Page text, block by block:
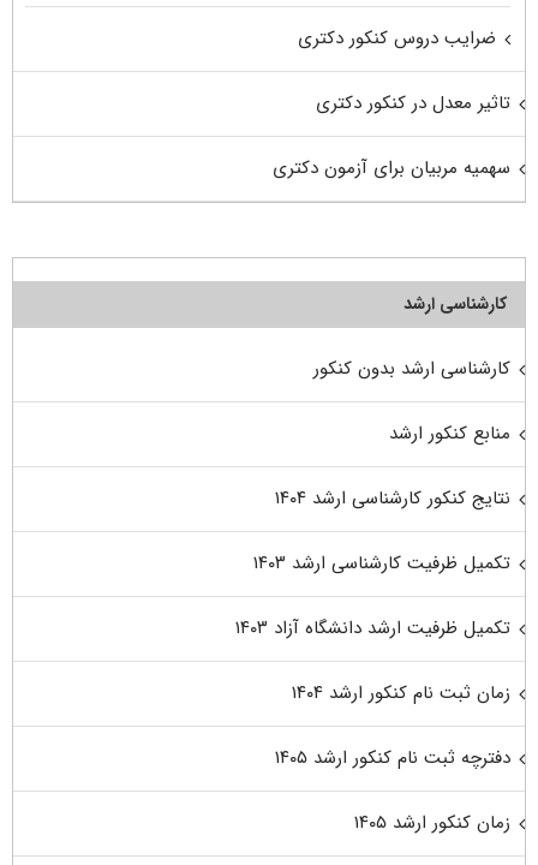
ضرایب دروس کنکور دکتری
تاثیر معدل در کنکور دکتری
سهمیه مربیان برای آزمون دکتری
کارشناسی ارشد
کارشناسی ارشد بدون کنکور
منابع کنکور ارشد
نتایج کنکور کارشناسی ارشد ۱۴۰۴
تکمیل ظرفیت کارشناسی ارشد ۱۴۰۳
تکمیل ظرفیت ارشد دانشگاه آزاد ۱۴۰۳
زمان ثبت نام کنکور ارشد ۱۴۰۴
دفترچه ثبت نام کنکور ارشد ۱۴۰۵
زمان کنکور ارشد ۱۴۰۵